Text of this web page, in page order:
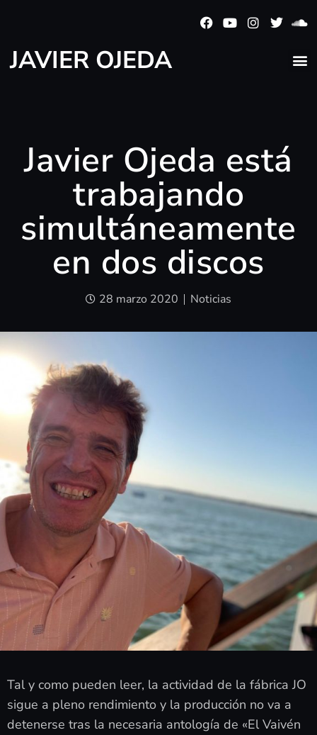
JAVIER OJEDA
Javier Ojeda está
trabajando
simultáneamente
en dos discos
28 marzo 2020 Noticias
Tal y como pueden leer, la actividad de la fábrica JO
sigue a pleno rendimiento y la producción no va a
detenerse tras la necesaria antología de «El Vaivén